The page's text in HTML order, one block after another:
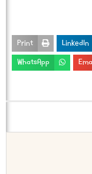
LinkedIn
Print
WhatsApp